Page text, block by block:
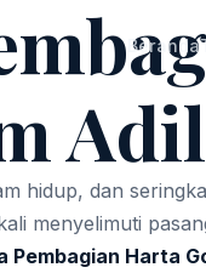
Beranda
hidup, dan
menyelimuti
Pembagian Harta